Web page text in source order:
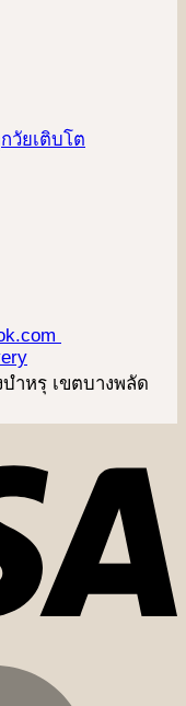
วัยเติบโต
ำหรุ เขตบางพลัด